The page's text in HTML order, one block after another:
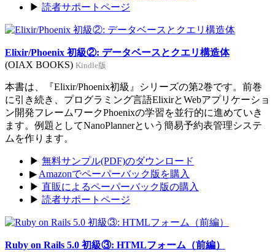
▶ 読者サポートページ
Elixir/Phoenix 初級②: データベースとクエリ構造体
(OIAX BOOKS) Kindle版
本書は、『Elixir/Phoenix初級』シリーズの第2巻です。前巻
に引き続き、プログラミング言語ElixirとWebアプリケーショ
ン開発フレームワークPhoenixの学習を並行的に進めていき
ます。例題としてNanoPlannerという簡易予約表管理システ
ムを作ります。
▶ 無料サンプル(PDF)のダウンロード
▶ Amazonでペーパーバック版を購入
▶ 直販によるペーパーバック版の購入
▶ 読者サポートページ
Ruby on Rails 5.0 初級③: HTMLフォーム（前編）